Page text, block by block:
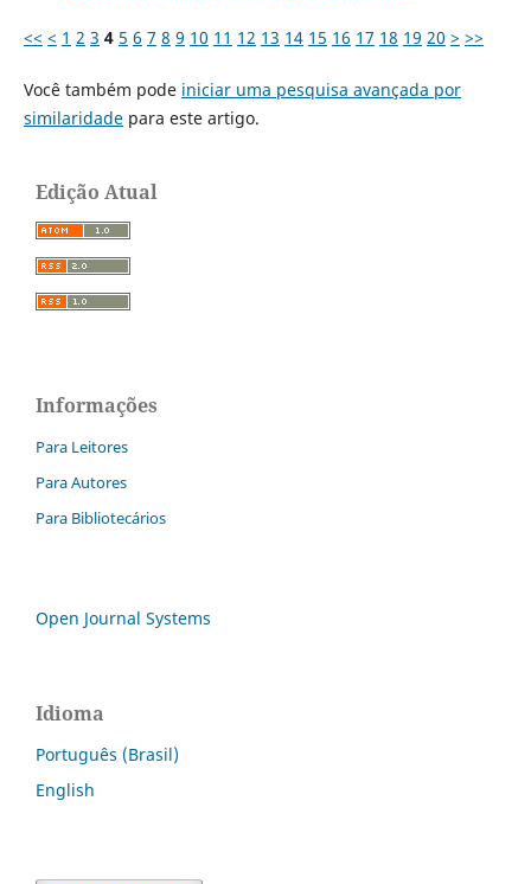
<< < 1 2 3 4 5 6 7 8 9 10 11 12 13 14 15 16 17 18 19 20 > >>
Você também pode iniciar uma pesquisa avançada por
similaridadepara este artigo.
Edição Atual
Informações
Para Leitores
Para Autores
Para Bibliotecários
Open Journal Systems
Idioma
Português (Brasil)
English